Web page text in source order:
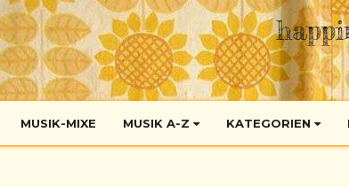
MUSIK-MIXE MUSIK A-Z KATEGORIEN